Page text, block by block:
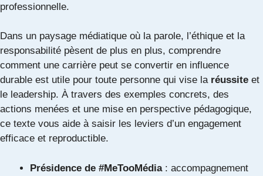
professionnelle.
Dans un paysage médiatique où la parole, l’éthique et la
responsabilité pèsent de plus en plus, comprendre
comment une carrière peut se convertir en influence
durable est utile pour toute personne qui vise la réussite et
le leadership. À travers des exemples concrets, des
actions menées et une mise en perspective pédagogique,
ce texte vous aide à saisir les leviers d’un engagement
efficace et reproductible.
Présidence de #MeTooMédia: accompagnement